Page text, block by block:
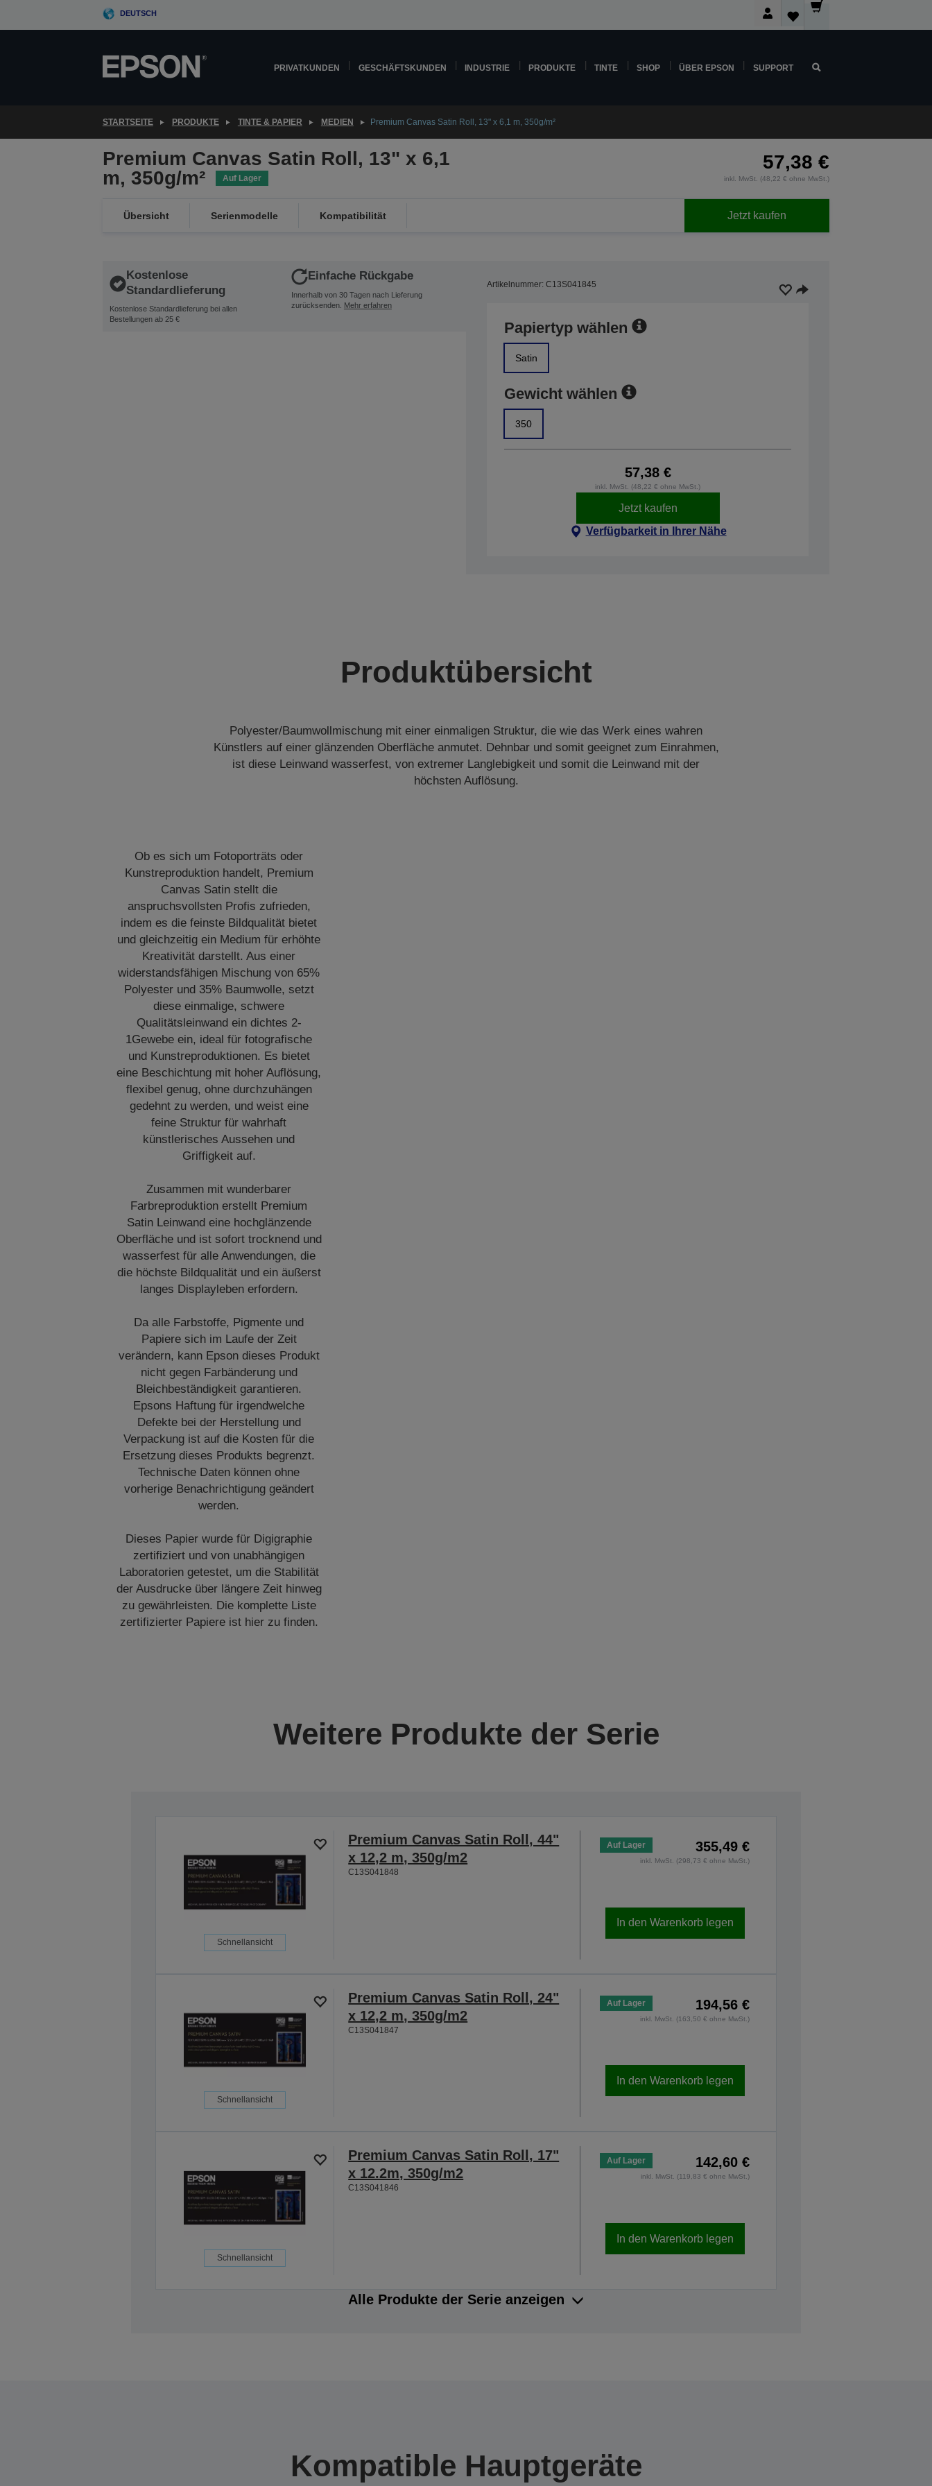
DEUTSCH
PRIVATKUNDEN GESCHÄFTSKUNDEN INDUSTRIE PRODUKTE TINTE SHOP ÜBER EPSON SUPPORT
STARTSEITE PRODUKTE TINTE & PAPIER MEDIEN Premium Canvas Satin Roll, 13" x 6,1 m, 350g/m²
Premium Canvas Satin Roll, 13" x 6,1
m, 350g/m²
Auf Lager
57,38 €
inkl. MwSt. (48,22 € ohne MwSt.)
Übersicht Serienmodelle Kompatibilität Jetzt kaufen
Kostenlose
Standardlieferung
Kostenlose Standardlieferung bei allen
Bestellungen ab 25 €
Einfache Rückgabe
Innerhalb von 30 Tagen nach Lieferung
zurücksenden. Mehr erfahren
Artikelnummer: C13S041845
Papiertyp wählen
Satin
Gewicht wählen
350
57,38 €
inkl. MwSt. (48,22 € ohne MwSt.)
Jetzt kaufen
Verfügbarkeit in Ihrer Nähe
Produktübersicht
Polyester/Baumwollmischung mit einer einmaligen Struktur, die wie das Werk eines wahren
Künstlers auf einer glänzenden Oberfläche anmutet. Dehnbar und somit geeignet zum Einrahmen,
ist diese Leinwand wasserfest, von extremer Langlebigkeit und somit die Leinwand mit der
höchsten Auflösung.
Ob es sich um Fotoporträts oder
Kunstreproduktion handelt, Premium
Canvas Satin stellt die
anspruchsvollsten Profis zufrieden,
indem es die feinste Bildqualität bietet
und gleichzeitig ein Medium für erhöhte
Kreativität darstellt. Aus einer
widerstandsfähigen Mischung von 65%
Polyester und 35% Baumwolle, setzt
diese einmalige, schwere
Qualitätsleinwand ein dichtes 2-
1Gewebe ein, ideal für fotografische
und Kunstreproduktionen. Es bietet
eine Beschichtung mit hoher Auflösung,
flexibel genug, ohne durchzuhängen
gedehnt zu werden, und weist eine
feine Struktur für wahrhaft
künstlerisches Aussehen und
Griffigkeit auf.
Zusammen mit wunderbarer
Farbreproduktion erstellt Premium
Satin Leinwand eine hochglänzende
Oberfläche und ist sofort trocknend und
wasserfest für alle Anwendungen, die
die höchste Bildqualität und ein äußerst
langes Displayleben erfordern.
Da alle Farbstoffe, Pigmente und
Papiere sich im Laufe der Zeit
verändern, kann Epson dieses Produkt
nicht gegen Farbänderung und
Bleichbeständigkeit garantieren.
Epsons Haftung für irgendwelche
Defekte bei der Herstellung und
Verpackung ist auf die Kosten für die
Ersetzung dieses Produkts begrenzt.
Technische Daten können ohne
vorherige Benachrichtigung geändert
werden.
Dieses Papier wurde für Digigraphie
zertifiziert und von unabhängigen
Laboratorien getestet, um die Stabilität
der Ausdrucke über längere Zeit hinweg
zu gewährleisten. Die komplette Liste
zertifizierter Papiere ist hier zu finden.
Weitere Produkte der Serie
Schnellansicht
Premium Canvas Satin Roll, 44"
x 12,2 m, 350g/m2
C13S041848
Auf Lager 355,49 €
inkl. MwSt. (298,73 € ohne MwSt.)
In den Warenkorb legen
Schnellansicht
Premium Canvas Satin Roll, 24"
x 12,2 m, 350g/m2
C13S041847
Auf Lager 194,56 €
inkl. MwSt. (163,50 € ohne MwSt.)
In den Warenkorb legen
Schnellansicht
Premium Canvas Satin Roll, 17"
x 12.2m, 350g/m2
C13S041846
Auf Lager 142,60 €
inkl. MwSt. (119,83 € ohne MwSt.)
In den Warenkorb legen
Alle Produkte der Serie anzeigen
Kompatible Hauptgeräte